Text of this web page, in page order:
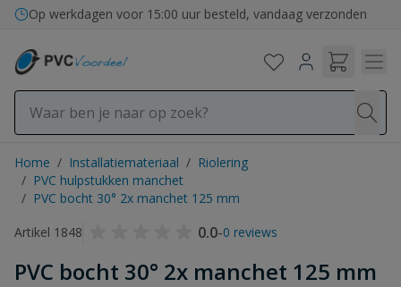
Ga naar de inhoud
Op werkdagen voor 15:00 uur besteld, vandaag verzonden
Home / Installatiemateriaal / Riolering
/ PVC hulpstukken manchet
/ PVC bocht 30° 2x manchet 125 mm
Artikel 1848
0.0-0 reviews
PVC bocht 30° 2x manchet 125 mm